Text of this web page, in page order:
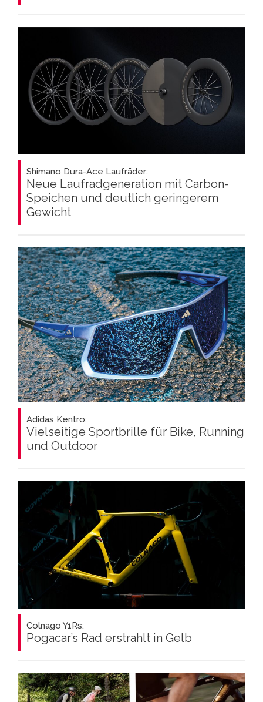
Shimano Dura-Ace Laufräder:
Neue Laufradgeneration mit Carbon-
Speichen und deutlich geringerem
Gewicht
Adidas Kentro:
Vielseitige Sportbrille für Bike, Running
und Outdoor
Colnago Y1Rs:
Pogacar’s Rad erstrahlt in Gelb